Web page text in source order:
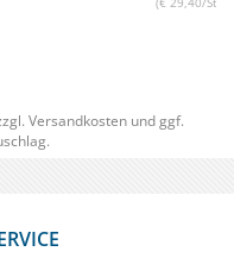
Versandkosten und ggf.